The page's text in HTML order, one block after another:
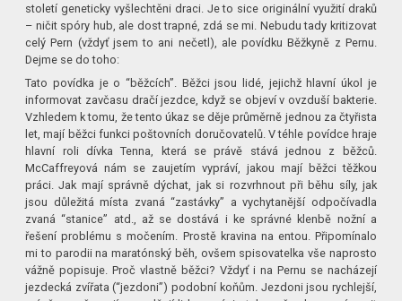
století geneticky vyšlechtěni draci. Je to sice originální využití draků
– ničit spóry hub, ale dost trapné, zdá se mi. Nebudu tady kritizovat
celý Pern (vždyť jsem to ani nečetl), ale povídku Běžkyně z Pernu.
Dejme se do toho:
Tato povídka je o “běžcích”. Běžci jsou lidé, jejichž hlavní úkol je
informovat zavčasu dračí jezdce, když se objeví v ovzduší bakterie.
Vzhledem k tomu, že tento úkaz se děje průměrně jednou za čtyřista
let, mají běžci funkci poštovních doručovatelů. V téhle povídce hraje
hlavní roli dívka Tenna, která se právě stává jednou z běžců.
McCaffreyová nám se zaujetím vypráví, jakou mají běžci těžkou
práci. Jak mají správně dýchat, jak si rozvrhnout při běhu síly, jak
jsou důležitá místa zvaná “zastávky” a vychytanější odpočívadla
zvaná “stanice” atd., až se dostává i ke správné klenbě nožní a
řešení problému s močením. Prostě kravina na entou. Připomínalo
mi to parodii na maratónský běh, ovšem spisovatelka vše naprosto
vážně popisuje. Proč vlastně běžci? Vždyť i na Pernu se nacházejí
jezdecká zvířata (“jezdoni”) podobní koňům. Jezdoni jsou rychlejší,